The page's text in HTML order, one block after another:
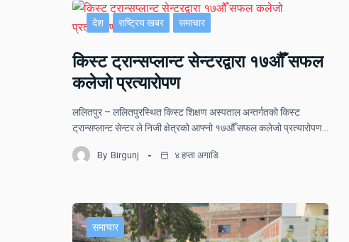
देश राष्ट्रिय खबर समाचार
किस्ट ट्रान्सप्लान्ट सेन्टरद्वारा १७औँ सफल
कलेजो प्रत्यारोपण
ललितपुर – ललितपुरस्थित किस्ट शिक्षण अस्पताल अन्तर्गतको किस्ट
ट्रान्सप्लान्ट सेन्टर ले निजी क्षेत्रको आफ्नो १७औँ सफल कलेजो प्रत्यारोपण…
By Birgunj ४ हप्ता अगाडि
समाचार